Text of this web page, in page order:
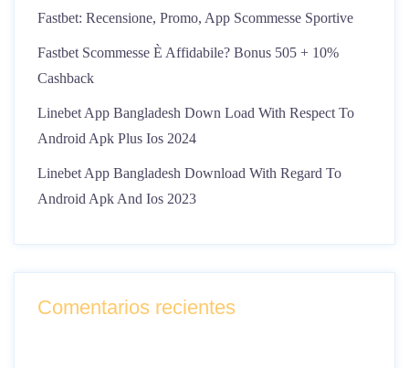
Fastbet: Recensione, Promo, App Scommesse Sportive
Fastbet Scommesse È Affidabile? Bonus 505 + 10%
Cashback
Linebet App Bangladesh Down Load With Respect To
Android Apk Plus Ios 2024
Linebet App Bangladesh Download With Regard To
Android Apk And Ios 2023
Comentarios recientes